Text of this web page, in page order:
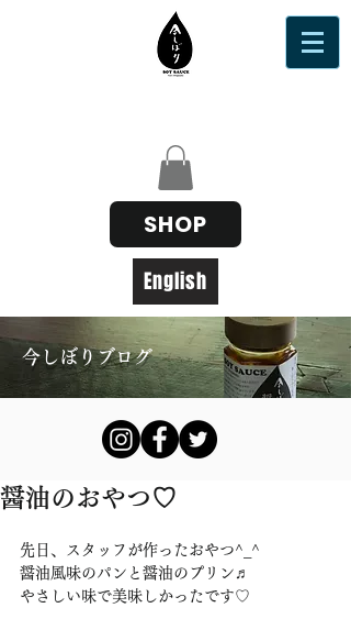
SHOP
English
今しぼりブログ
醤油のおやつ♡
先日、スタッフが作ったおやつ^_^
醤油風味のパンと醤油のプリン♬
やさしい味で美味しかったです♡